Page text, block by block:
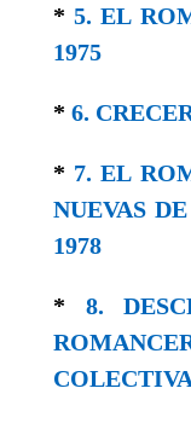
*5. EL
1975
* 6.
* 7. EL
NUEVAS
1978
* 8.